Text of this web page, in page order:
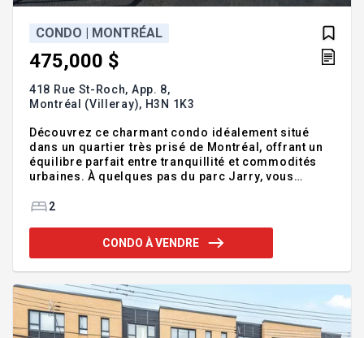
CONDO | MONTRÉAL
475,000 $
418 Rue St-Roch, App. 8,
Montréal (Villeray), H3N 1K3
Découvrez ce charmant condo idéalement situé
dans un quartier très prisé de Montréal, offrant un
équilibre parfait entre tranquillité et commodités
urbaines. À quelques pas du parc Jarry, vous
notamment de sentiers de randonnée, de courts de
facilités grâce à un accès rapide à la gare de Parc
et à la station de métro toute proche, vous
boutiques, de cafés et de restaurants, et à proximit
2
CONDO À VENDRE